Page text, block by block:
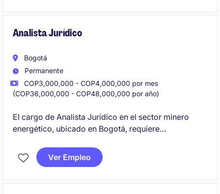
Analista Jurídico
Bogotá
Permanente
COP3,000,000 - COP4,000,000 por mes
(COP36,000,000 - COP48,000,000 por año)
El cargo de Analista Jurídico en el sector minero
energético, ubicado en Bogotá, requiere
para analizar y gestionar asuntos legales. La
posición implica contribuir al cumplimiento
Ver Empleo